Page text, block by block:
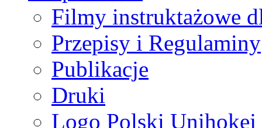
Filmy instruktażowe
Przepisy i Regulaminy
Publikacje
Druki
Logo Polski Unihokej